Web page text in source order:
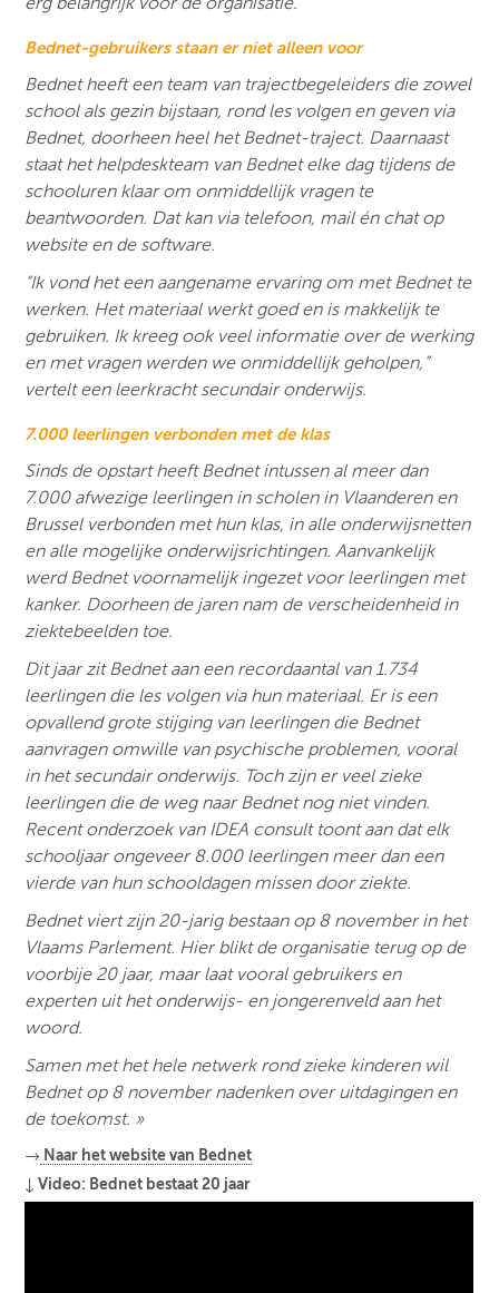
Bednet-gebruikers staan er niet alleen voor
Bednet heeft een team van trajectbegeleiders die zowel
school als gezin bijstaan, rond les volgen en geven via
Bednet, doorheen heel het Bednet-traject. Daarnaast
staat het helpdeskteam van Bednet elke dag tijdens de
schooluren klaar om onmiddellijk vragen te
beantwoorden. Dat kan via telefoon, mail én chat op
website en de software.
“Ik vond het een aangename ervaring om met Bednet te
werken. Het materiaal werkt goed en is makkelijk te
gebruiken. Ik kreeg ook veel informatie over de werking
en met vragen werden we onmiddellijk geholpen,”
vertelt een leerkracht secundair onderwijs.
7.000 leerlingen verbonden met de klas
Sinds de opstart heeft Bednet intussen al meer dan
7.000 afwezige leerlingen in scholen in Vlaanderen en
Brussel verbonden met hun klas, in alle onderwijsnetten
en alle mogelijke onderwijsrichtingen. Aanvankelijk
werd Bednet voornamelijk ingezet voor leerlingen met
kanker. Doorheen de jaren nam de verscheidenheid in
ziektebeelden toe.
Dit jaar zit Bednet aan een recordaantal van 1.734
leerlingen die les volgen via hun materiaal. Er is een
opvallend grote stijging van leerlingen die Bednet
aanvragen omwille van psychische problemen, vooral
in het secundair onderwijs. Toch zijn er veel zieke
leerlingen die de weg naar Bednet nog niet vinden.
Recent onderzoek van IDEA consult toont aan dat elk
schooljaar ongeveer 8.000 leerlingen meer dan een
vierde van hun schooldagen missen door ziekte.
Bednet viert zijn 20-jarig bestaan op 8 november in het
Vlaams Parlement. Hier blikt de organisatie terug op de
voorbije 20 jaar, maar laat vooral gebruikers en
experten uit het onderwijs- en jongerenveld aan het
woord.
Samen met het hele netwerk rond zieke kinderen wil
Bednet op 8 november nadenken over uitdagingen en
de toekomst. »
→ Naar het website van Bednet
↓ Video: Bednet bestaat 20 jaar